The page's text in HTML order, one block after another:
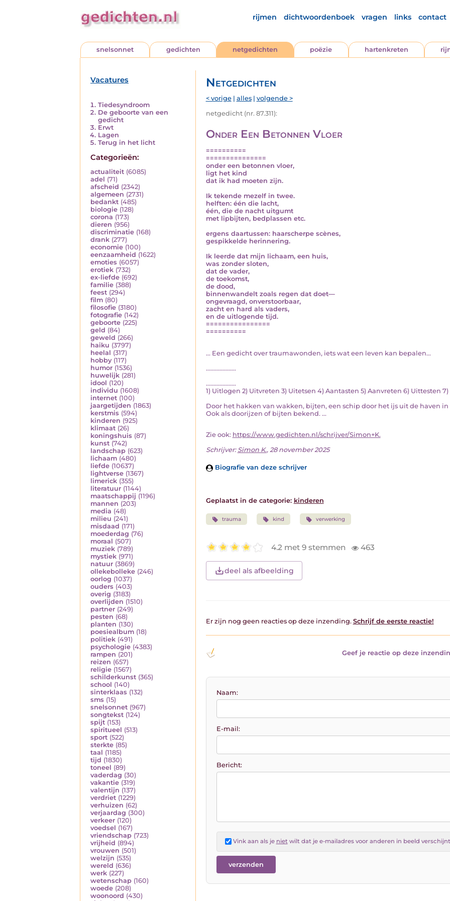
rijmen dichtwoordenboek vragen links contact
snelsonnet gedichten netgedichten poëzie hartenkreten
Vacatures
Tiedesyndroom
De geboorte van een
gedicht
Erwt
Lagen
Terug in het licht
Categorieën:
actualiteit (6085)
adel (71)
afscheid (2342)
algemeen (2731)
bedankt (485)
biologie (128)
corona (173)
dieren (956)
discriminatie (168)
drank (277)
economie (100)
eenzaamheid (1622)
emoties (6057)
erotiek (732)
ex-liefde (692)
familie (388)
feest (294)
film (80)
filosofie (3180)
fotografie (142)
geboorte (225)
geld (84)
geweld (266)
haiku (3797)
heelal (317)
hobby (117)
humor (1536)
huwelijk (281)
idool (120)
individu (1608)
internet (100)
jaargetijden (1863)
kerstmis (594)
kinderen (925)
klimaat (26)
koningshuis (87)
kunst (742)
landschap (623)
lichaam (480)
liefde (10637)
lightverse (1367)
limerick (355)
literatuur (1144)
maatschappij (1196)
mannen (203)
media (48)
milieu (241)
misdaad (171)
moederdag (76)
moraal (507)
muziek (789)
mystiek (971)
natuur (3869)
ollekebolleke (246)
oorlog (1037)
ouders (403)
overig (3183)
overlijden (1510)
partner (249)
pesten (68)
planten (130)
poesiealbum (18)
politiek (491)
psychologie (4383)
rampen (201)
reizen (657)
religie (1567)
schilderkunst (365)
school (140)
sinterklaas (132)
sms (15)
snelsonnet (967)
songtekst (124)
spijt (153)
spiritueel (513)
sport (522)
sterkte (85)
taal (1185)
tijd (1830)
toneel (89)
vaderdag (30)
vakantie (319)
valentijn (137)
verdriet (1229)
verhuizen (62)
verjaardag (300)
verkeer (120)
voedsel (167)
vriendschap (723)
vrijheid (894)
vrouwen (501)
welzijn (535)
wereld (636)
werk (227)
wetenschap (160)
woede (208)
woonoord (430)
Netgedichten
< vorige| alles| volgende >
netgedicht (nr. 87.311):
Onder Een Betonnen Vloer
==========
===============
onder een betonnen vloer,
ligt het kind
dat ik had moeten zijn.
Ik tekende mezelf in twee.
helften: één die lacht,
één, die de nacht uitgumt
met lipbijten, bedplassen etc.
ergens daartussen: haarscherpe scènes,
gespikkelde herinnering.
Ik leerde dat mijn lichaam, een huis,
was zonder sloten,
dat de vader,
de toekomst,
de dood,
binnenwandelt zoals regen dat doet—
ongevraagd, onverstoorbaar,
zacht en hard als vaders,
en de uitlogende tijd.
================
==========
... Een gedicht over traumawonden, iets wat een leven kan bepalen...
....................
....................
1) Uitlogen 2) Uitvreten 3) Uitetsen 4) Aantasten 5) Aanvreten 6) Uittesten
Door het hakken van wakken, bijten, een schip door het ijs uit de haven
Ook als doorijzen of bijten bekend. ...
Zie ook: https://www.gedichten.nl/schrijver/Simon+K.
Schrijver: Simon K., 28 november 2025
Biografie van deze schrijver
Geplaatst in de categorie: kinderen
trauma kind verwerking
4.2 met 9 stemmen 463
deel als afbeelding
Er zijn nog geen reacties op deze inzending. Schrijf de eerste reactie!
Geef je reactie op deze
Naam:
E-mail:
Bericht:
Vink aan als je niet wilt dat je e-mailadres voor anderen in beeld verschijnt